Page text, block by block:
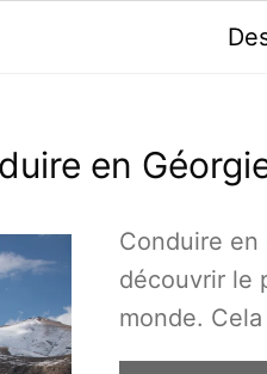
en
Conduire en
découvrir le
monde.